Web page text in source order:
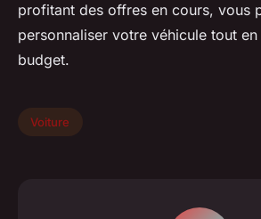
profitant des offres en cours, vous
personnaliser votre véhicule tout
budget.
Voiture